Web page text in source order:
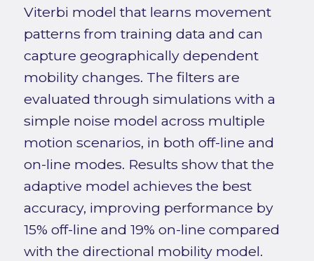
Viterbi model that learns movement
patterns from training data and can
capture geographically dependent
mobility changes. The filters are
evaluated through simulations with a
simple noise model across multiple
motion scenarios, in both off-line and
on-line modes. Results show that the
adaptive model achieves the best
accuracy, improving performance by
15% off-line and 19% on-line compared
with the directional mobility model.